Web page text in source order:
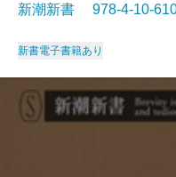
新潮新書 978-4-10-
新書電子書籍あり